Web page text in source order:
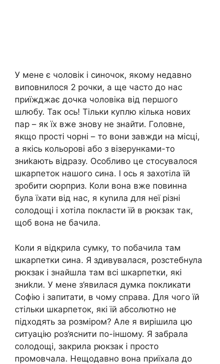
У мене є чоловік і синочок, якому недавно
виповнилося 2 рочки, а ще часто до нас
приїжджає дочка чоловіка від першого
шлюбу. Так ось! Тільки куплю кілька нових
пар – як їх вже знову не знайти. Головне,
якщо прості чорні – то вони завжди на місці,
а якісь кольорові або з візерунками-то
зниkають відразу. Особливо це стосувалося
шкарпеток нашого сина. І ось я захотіла їй
зробити сюрприз. Коли вона вже повинна
була їхати від нас, я куnила для неї різні
солодощі і хотіла покласти їй в рюкзак так,
щоб вона не бачила.
Коли я відкрила сумку, то побачила там
шкарпетки сина. Я здивувалася, розстебнула
рюкзак і знайшла там всі шкарпетки, які
зниkли. У мене з’явилася думка покликати
Софію і запитати, в чому справа. Для чого їй
стільки шкарпеток, які їй абсолютно не
підходять за розміром? Але я вирішила цю
ситуацію роз’яснити по-іншому. Я забрала
солодощі, закрила рюкзак і просто
промовчала. Нещодавно вона приїхала до